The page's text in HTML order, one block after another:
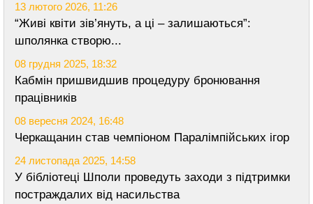
13 лютого 2026, 11:26
“Живі квіти зів’януть, а ці – залишаються”:
шполянка створю...
08 грудня 2025, 18:32
Кабмін пришвидшив процедуру бронювання
працівників
08 вересня 2024, 16:48
Черкащанин став чемпіоном Паралімпійських ігор
24 листопада 2025, 14:58
У бібліотеці Шполи проведуть заходи з підтримки
постраждалих від насильства